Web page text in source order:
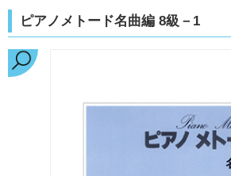
ピアノメトード名曲編 8級－1